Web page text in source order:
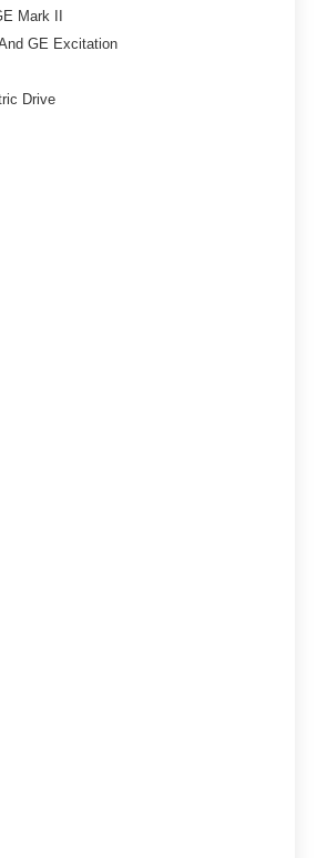
Mark II
GE Excitation
Drive